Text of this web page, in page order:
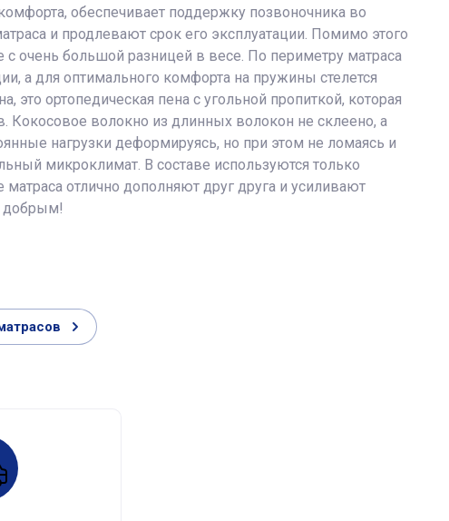
обеспечивает поддержку позвоночника во
и продлевают срок его эксплуатации. Помимо этого
очень большой разницей в весе. По периметру матраса
а для оптимального комфорта на пружины стелется
ортопедическая пена с угольной пропиткой, которая
Кокосовое волокно из длинных волокон не склеено, а
нагрузки деформируясь, но при этом не ломаясь и
микроклимат. В составе используются только
отлично дополняют друг друга и усиливают
добрым!